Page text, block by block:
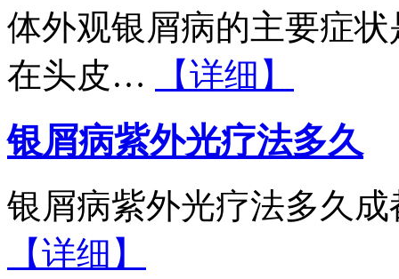
体外观银屑病的主要症
在头皮…
【详细】
银屑病紫外光疗法多久
银屑病紫外光疗法多久
【详细】